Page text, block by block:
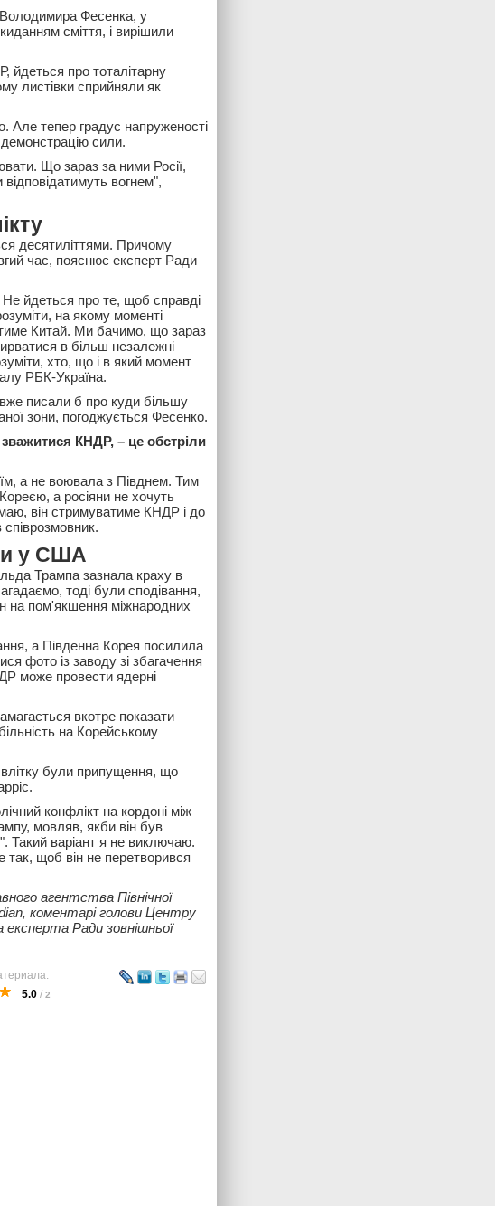
Фесенка, у
сміття, і вирішили
йдеться про тоталітарну
листівки сприйняли як
Але тепер градус напруженості
демонстрацію сили.
Що зараз за ними Росії,
вогнем",
десятиліттями. Причому
час, пояснює експерт Ради
Не йдеться про те, щоб справді
на якому моменті
Китай. Ми бачимо, що зараз
в більш незалежні
хто, що і в який момент
РБК-Україна.
писали б про куди більшу
зони, погоджується Фесенко.
КНДР, – це обстріли
а не воювала з Півднем. Тим
а росіяни не хочуть
він стримуватиме КНДР і до
у США
Трампа зазнала краху в
тоді були сподівання,
на пом'якшення міжнародних
а Південна Корея посилила
фото із заводу зі збагачення
може провести ядерні
вкотре показати
на Корейському
були припущення, що
конфлікт на кордоні між
мовляв, якби він був
Такий варіант я не виключаю.
щоб він не перетворився
агентства Північної
коментарі голови Центру
Ради зовнішньої
5.0 / 2